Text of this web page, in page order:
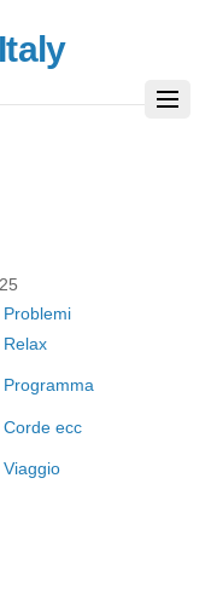
Problemi
Relax
Programma
Corde ecc
Viaggio